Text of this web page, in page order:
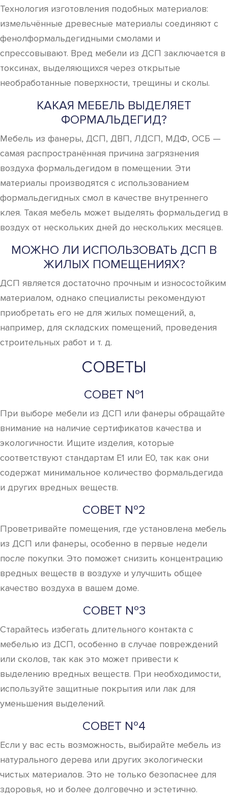
Технология изготовления подобных материалов:
измельчённые древесные материалы соединяют с
фенолформальдегидными смолами и
спрессовывают. Вред мебели из ДСП заключается в
токсинах, выделяющихся через открытые
необработанные поверхности, трещины и сколы.
КАКАЯ МЕБЕЛЬ ВЫДЕЛЯЕТ
ФОРМАЛЬДЕГИД?
Мебель из фанеры, ДСП, ДВП, ЛДСП, МДФ, ОСБ —
самая распространённая причина загрязнения
воздуха формальдегидом в помещении. Эти
материалы производятся с использованием
формальдегидных смол в качестве внутреннего
клея. Такая мебель может выделять формальдегид в
воздух от нескольких дней до нескольких месяцев.
МОЖНО ЛИ ИСПОЛЬЗОВАТЬ ДСП В
ЖИЛЫХ ПОМЕЩЕНИЯХ?
ДСП является достаточно прочным и износостойким
материалом, однако специалисты рекомендуют
приобретать его не для жилых помещений, а,
например, для складских помещений, проведения
строительных работ и т. д.
СОВЕТЫ
СОВЕТ №1
При выборе мебели из ДСП или фанеры обращайте
внимание на наличие сертификатов качества и
экологичности. Ищите изделия, которые
соответствуют стандартам E1 или E0, так как они
содержат минимальное количество формальдегида
и других вредных веществ.
СОВЕТ №2
Проветривайте помещения, где установлена мебель
из ДСП или фанеры, особенно в первые недели
после покупки. Это поможет снизить концентрацию
вредных веществ в воздухе и улучшить общее
качество воздуха в вашем доме.
СОВЕТ №3
Старайтесь избегать длительного контакта с
мебелью из ДСП, особенно в случае повреждений
или сколов, так как это может привести к
выделению вредных веществ. При необходимости,
используйте защитные покрытия или лак для
уменьшения выделений.
СОВЕТ №4
Если у вас есть возможность, выбирайте мебель из
натурального дерева или других экологически
чистых материалов. Это не только безопаснее для
здоровья, но и более долговечно и эстетично.